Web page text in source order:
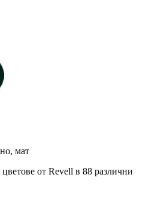
мат
от Revell в 88 различни